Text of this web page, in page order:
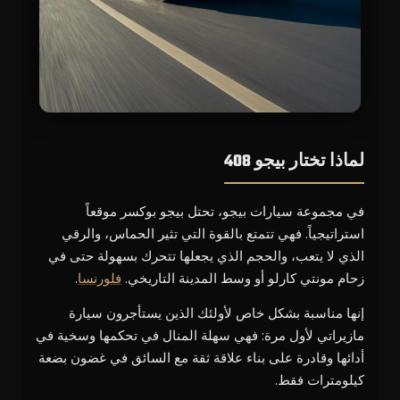
لماذا تختار بيجو 408
في مجموعة سيارات بيجو، تحتل بيجو بوكسر موقعاً
استراتيجياً. فهي تتمتع بالقوة التي تثير الحماس، والرقي
الذي لا يتعب، والحجم الذي يجعلها تتحرك بسهولة حتى في
زحام مونتي كارلو أو وسط المدينة التاريخي. فلورنسا.
إنها مناسبة بشكل خاص لأولئك الذين يستأجرون سيارة
مازيراتي لأول مرة: فهي سهلة المنال في تحكمها وسخية في
أدائها وقادرة على بناء علاقة ثقة مع السائق في غضون بضعة
كيلومترات فقط.